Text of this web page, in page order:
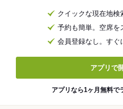
クイックな現在地検
予約も簡単。空席を
会員登録なし。すぐ
アプリで
アプリなら1ヶ月無料で